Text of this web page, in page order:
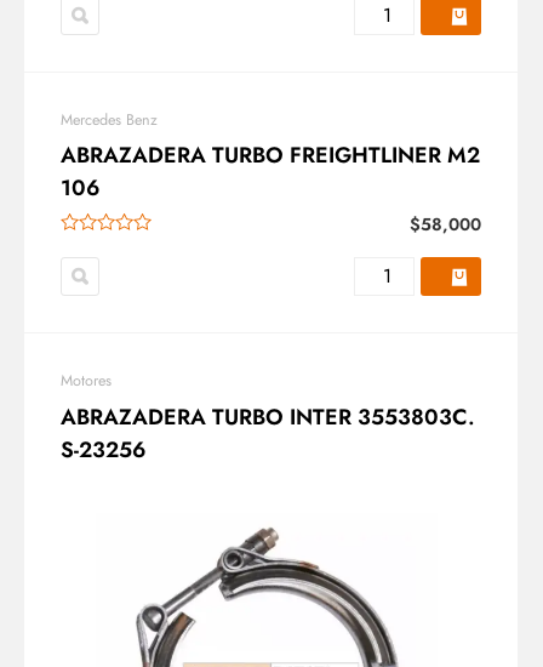
Mercedes Benz
ABRAZADERA TURBO FREIGHTLINER M2
106
$58,000
Motores
ABRAZADERA TURBO INTER 3553803C.
S-23256